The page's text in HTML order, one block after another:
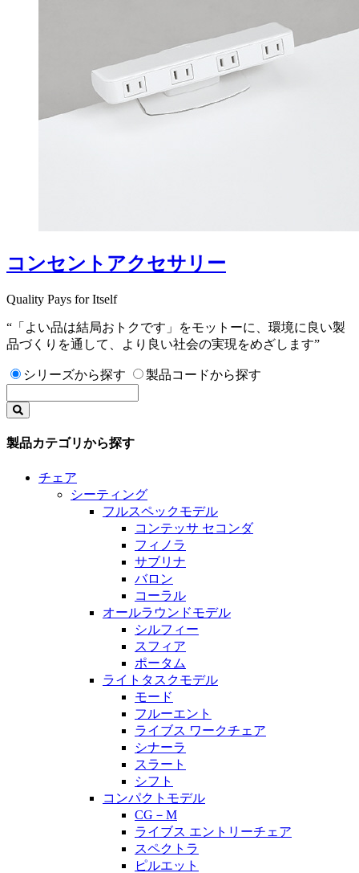
コンセントアクセサリー
Quality Pays for Itself
“「よい品は結局おトクです」をモットーに、環境に良い製
品づくりを通して、より良い社会の実現をめざします”
シリーズから探す 製品コードから探す
製品カテゴリから探す
チェア
シーティング
フルスペックモデル
コンテッサ セコンダ
フィノラ
サブリナ
バロン
コーラル
オールラウンドモデル
シルフィー
スフィア
ポータム
ライトタスクモデル
モード
フルーエント
ライブス ワークチェア
シナーラ
スラート
シフト
コンパクトモデル
CG－M
ライブス エントリーチェア
スペクトラ
ピルエット